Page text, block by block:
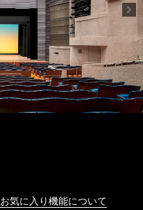
お気に入り機能について